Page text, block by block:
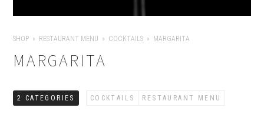
SHOP RESTAURANT MENU COCKTAILS MARGARITA
MARGARITA
2 CATEGORIES COCKTAILS RESTAURANT MENU